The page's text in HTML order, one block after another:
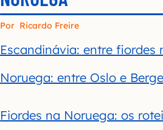
Por Ricardo Freire
Escandinávia: entre
Noruega: entre Oslo e
Fiordes na Noruega: os